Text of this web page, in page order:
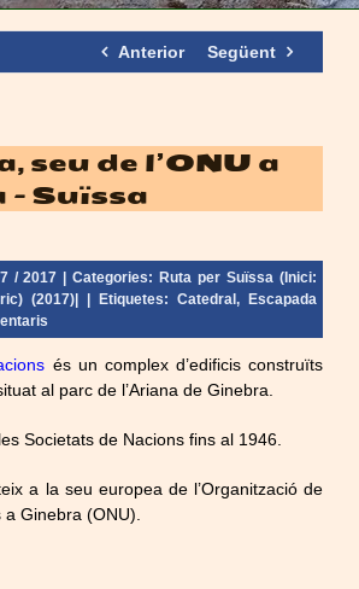
Anterior Següent
seu de l’ONU a
Suïssa
/ 2017 | Categories: Ruta per Suïssa (Inici:
(2017)|
| Etiquetes: Catedral ,
Escapada
és un complex d’edificis construïts
al parc de l’Ariana de Ginebra.
Societats de Nacions fins al 1946.
a la seu europea de l’Organització de
Ginebra (ONU).